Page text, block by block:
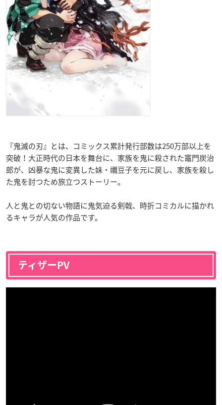
『鬼滅の刃』とは、コミックス累計発行部数は250万部以上を
突破！大正時代の日本を舞台に、家族を鬼に殺された竈門炭治
郎が、凶暴な鬼に変異した妹・禰豆子を元に戻し、家族を殺し
た鬼を討つため旅立つストーリー。
人と鬼との切ない物語に鬼気迫る剣戟、時折コミカルに描かれ
るキャラが人気の作品です。
ティザーPV